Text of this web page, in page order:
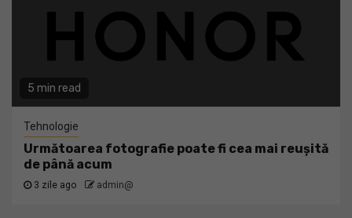
5 min read
Tehnologie
Următoarea fotografie poate fi cea mai reușită
de până acum
3 zile ago admin@